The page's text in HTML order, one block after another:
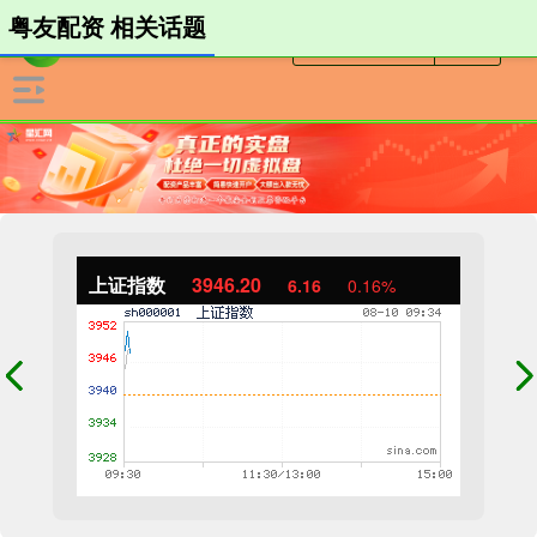
上证指数 3946.20 6.16 0.16%
粤友配资 相关话题